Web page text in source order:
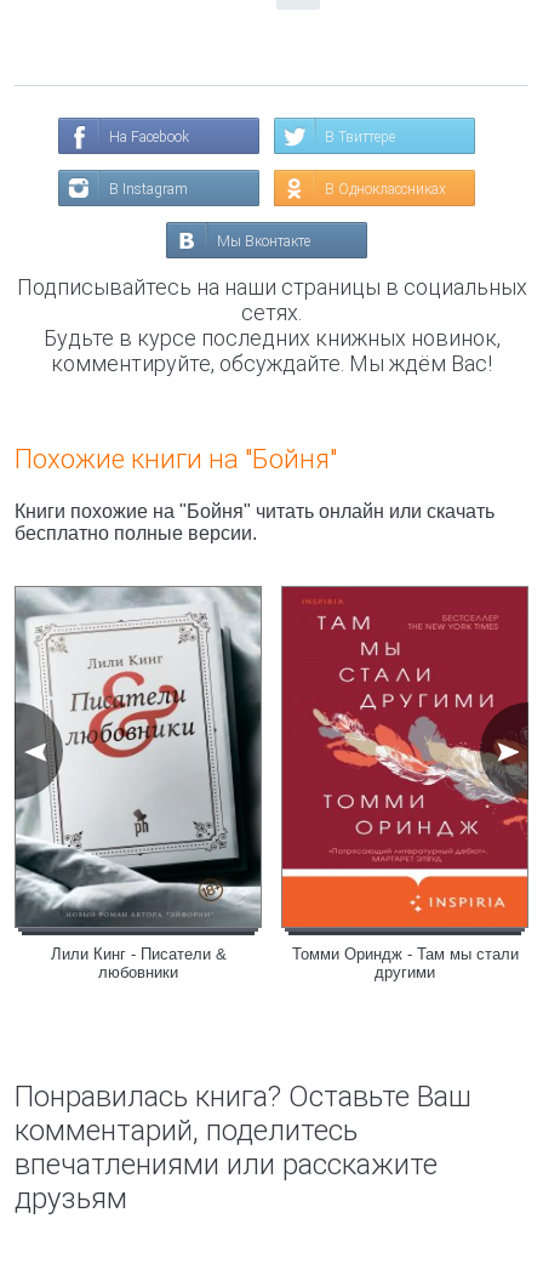
На Facebook В Твиттере
В Instagram В Одноклассниках
Мы Вконтакте
Подписывайтесь на наши страницы в социальных
сетях.
Будьте в курсе последних книжных новинок,
комментируйте, обсуждайте. Мы ждём Вас!
Похожие книги на "Бойня"
Книги похожие на "Бойня" читать онлайн или скачать
бесплатно полные версии.
Лили Кинг - Писатели &
любовники
Томми Ориндж - Там мы стали
другими
Понравилась книга? Оставьте Ваш
комментарий, поделитесь
впечатлениями или расскажите
друзьям